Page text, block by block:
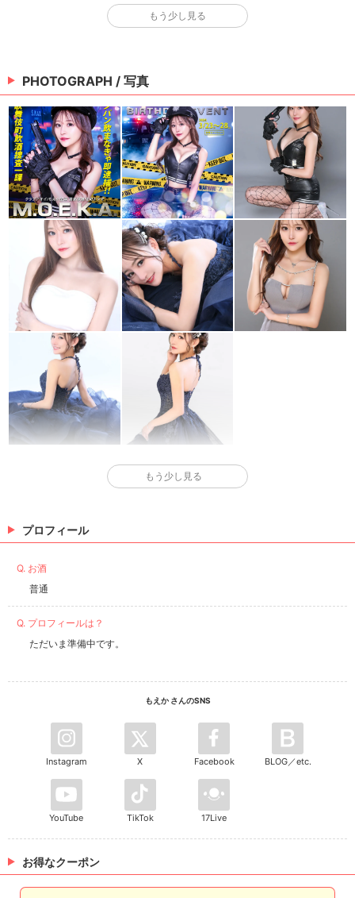
要確認
08/13（木） 要確認
※情報はあくまで予定でキャストまたは出勤情報は一部です。詳細はお店にお問い合わせく
ださい。
もう少し見る
PHOTOGRAPH / 写真
もう少し見る
プロフィール
Q. お酒
普通
Q. プロフィールは？
ただいま準備中です。
もえか さんのSNS
Instagram X Facebook BLOG／etc.
YouTube TikTok 17Live
お得なクーポン